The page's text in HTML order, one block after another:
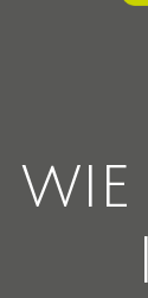
wie